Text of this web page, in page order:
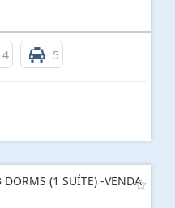
4 5
DORMS (1 SUÍTE) -VENDA